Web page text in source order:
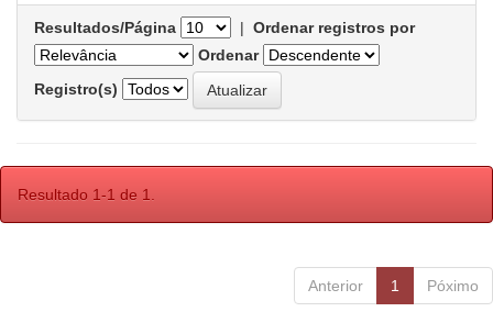
Resultados/Página | Ordenar registros por
Ordenar
Registro(s)
Resultado 1-1 de 1.
Anterior 1 Póximo